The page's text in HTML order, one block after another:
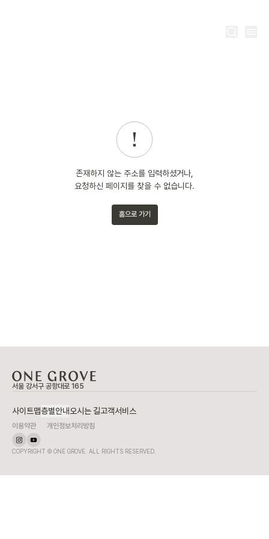
존재하지 않는 주소를 입력하셨거나,
요청하신 페이지를 찾을 수 없습니다.
홈으로 가기
서울 강서구 공항대로 165
사이트맵층별안내오시는 길고객서비스
이용약관 개인정보처리방침
COPYRIGHT © ONE GROVE. ALL RIGHTS RESERVED.